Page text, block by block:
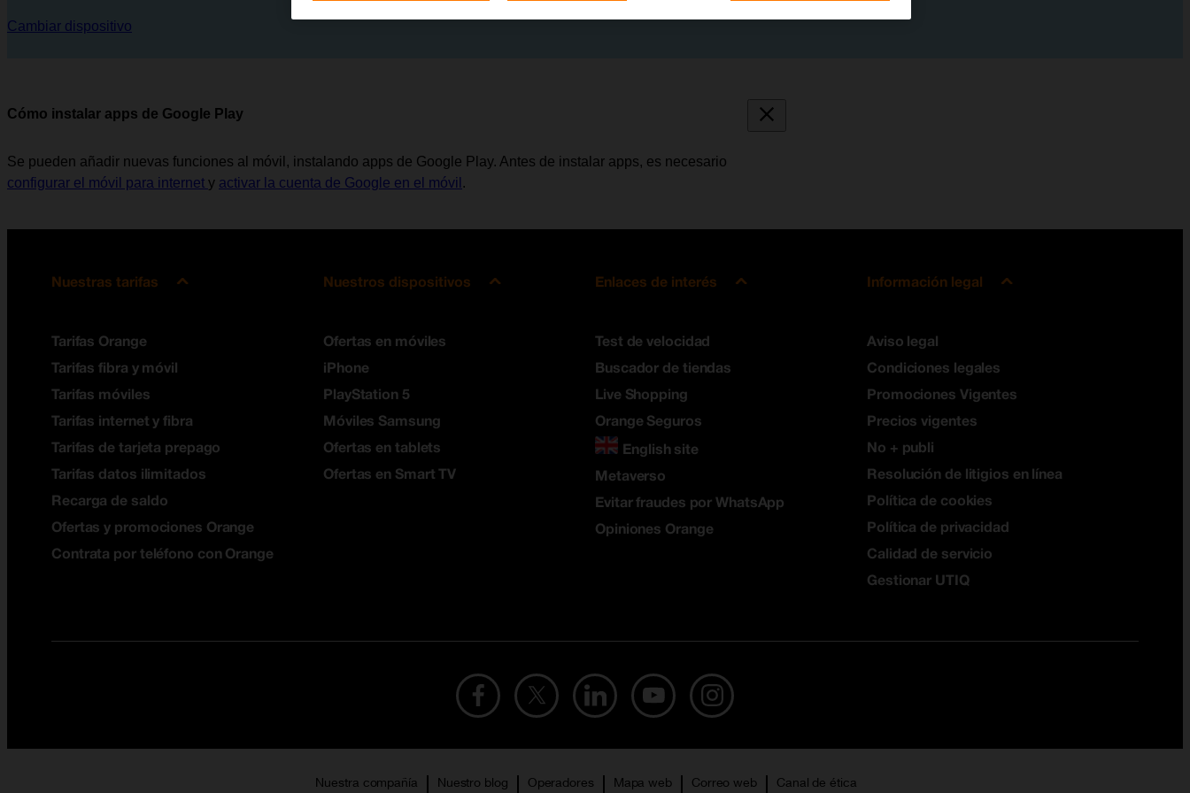
Cambiar dispositivo
Cómo instalar apps de Google Play
Se pueden añadir nuevas funciones al móvil, instalando apps de Google Play. Antes de instalar apps, es necesario
configurar el móvil para internet y activar la cuenta de Google en el móvil .
Nuestras tarifas
Tarifas Orange
Tarifas fibra y móvil
Tarifas móviles
Tarifas internet y fibra
Tarifas de tarjeta prepago
Tarifas datos ilimitados
Recarga de saldo
Ofertas y promociones Orange
Contrata por teléfono con Orange
Nuestros dispositivos
Ofertas en móviles
iPhone
PlayStation 5
Móviles Samsung
Ofertas en tablets
Ofertas en Smart TV
Enlaces de interés
Test de velocidad
Buscador de tiendas
Live Shopping
Orange Seguros
English site
Metaverso
Evitar fraudes por WhatsApp
Opiniones Orange
Información legal
Aviso legal
Condiciones legales
Promociones Vigentes
Precios vigentes
No + publi
Resolución de litigios en línea
Política de cookies
Política de privacidad
Calidad de servicio
Gestionar UTIQ
Nuestra compañía Nuestro blog Operadores Mapa web Correo web Canal de ética